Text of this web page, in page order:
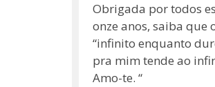
Obrigada por todos
onze anos, saiba que
“infinito enquanto
pra mim tende ao
Amo-te. “